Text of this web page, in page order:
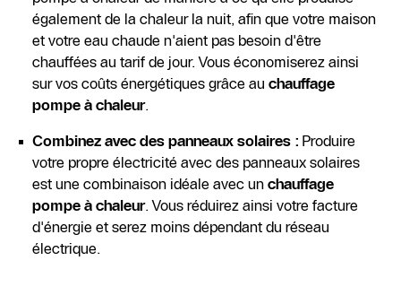
également de la chaleur la nuit, afin que votre maison
et votre eau chaude n'aient pas besoin d'être
chauffées au tarif de jour. Vous économiserez ainsi
sur vos coûts énergétiques grâce au chauffage
pompe à chaleur.
Combinez avec des panneaux solaires : Produire
votre propre électricité avec des panneaux solaires
est une combinaison idéale avec un chauffage
pompe à chaleur. Vous réduirez ainsi votre facture
d'énergie et serez moins dépendant du réseau
électrique.